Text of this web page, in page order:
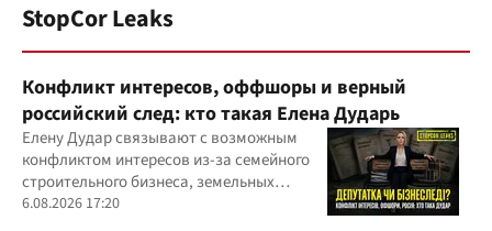
StopCor Leaks
Конфликт интересов, оффшоры и верный
российский след: кто такая Елена Дударь
Елену Дудар связывают с возможным
конфликтом интересов из-за семейного
строительного бизнеса, земельных
скандалов, судебных дел
6.08.2026 17:20